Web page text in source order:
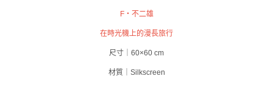
F‧不二雄
在時光機上的漫長旅行
尺寸｜60×60 cm
材質｜Silkscreen